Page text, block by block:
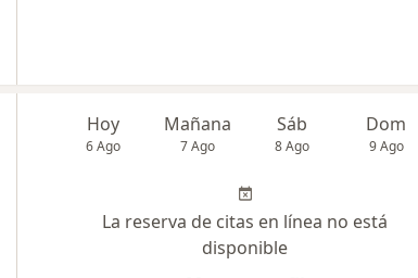
Hoy
6 Ago
Mañana
7 Ago
Sáb
8 Ago
Dom
9 Ago
La reserva de citas en línea no está
disponible